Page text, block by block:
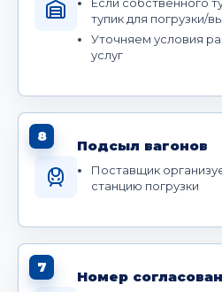
тупик для погрузки/
Уточняем условия
услуг
8
Подсыл вагонов
Поставщик
станцию погрузки
7
Номер